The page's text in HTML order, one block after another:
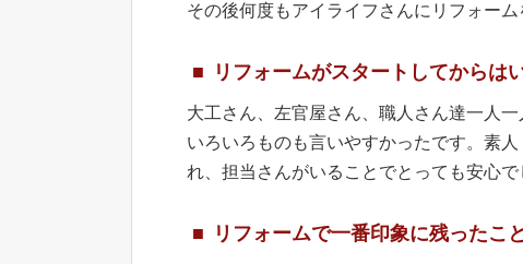
その後何度もアイライフさんにリフォーム
リフォームがスタートしてからは
大工さん、左官屋さん、職人さん達一人
いろいろものも言いやすかったです。素
れ、担当さんがいることでとっても安心で
リフォームで一番印象に残ったこ